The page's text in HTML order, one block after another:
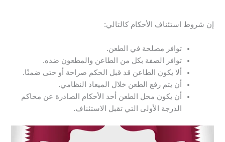
إن شروط استئناف الأحكام كالتالي:
توافر مصلحة في الطعن.
توافر الصفة بكل من الطاعن والمطعون ضده.
ألا يكون الطاعن قد قبل الحكم صراحة أو حتى ضمنًا.
أن يتم رفع الطعن خلال الميعاد النظامي.
أن يكون محل الطعن أحد الأحكام الصادرة عن محاكم
الدرجة الأولى التي تقبل الاستئناف.